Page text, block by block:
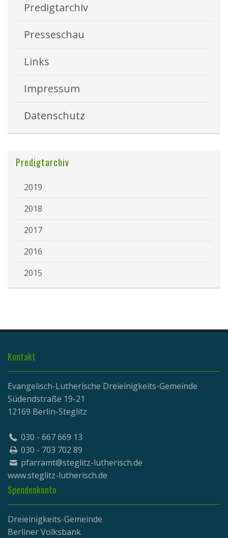
Predigtarchiv
Presseschau
Links
Impressum
Datenschutz
Predigtarchiv
2019
2018
2017
2016
2015
Kontakt
Evangelisch-Lutherische Dreieinigkeits-Gemeinde
Südendstraße 19-21
12169 Berlin-Steglitz
030 - 667 669 13
030 - 703 702 89
pfarramt@steglitz-lutherisch.de
www.steglitz-lutherisch.de
Spendenkonto
Dreieinigkeits-Gemeinde
Berliner Volksbank